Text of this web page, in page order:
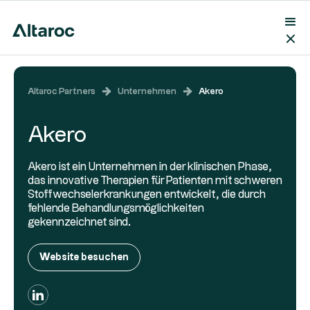
Altaroc Partners Unternehmen Akero
Akero
Akero ist ein Unternehmen in der klinischen Phase,
das innovative Therapien für Patienten mit schweren
Stoffwechselerkrankungen entwickelt, die durch
fehlende Behandlungsmöglichkeiten
gekennzeichnet sind.
Website besuchen